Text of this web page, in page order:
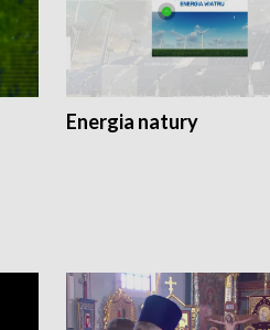
Energia natury